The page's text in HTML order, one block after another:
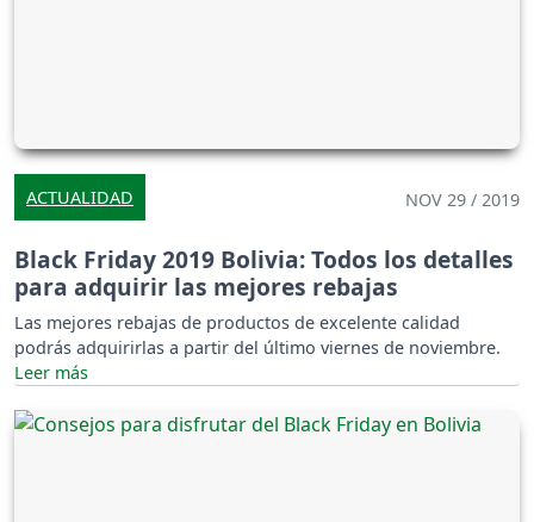
ACTUALIDAD NOV 29 / 2019
Black Friday 2019 Bolivia: Todos los detalles
para adquirir las mejores rebajas
Las mejores rebajas de productos de excelente calidad
podrás adquirirlas a partir del último viernes de noviembre.